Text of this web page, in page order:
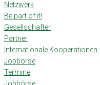
Netzwerk
Be part of it!
Gesellschafter
Partner
Internationale Kooperationen
Jobbörse
Termine